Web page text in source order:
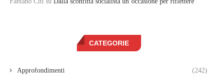
CATEGORIE
Approfondimenti (242)